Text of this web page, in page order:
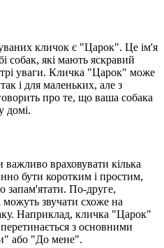
кличок є "Царок". Це ім'я
собак, які мають яскравий
уваги. Кличка "Царок" може
і для маленьких, але з
про те, що ваша собака
домі.
враховувати кілька
бути коротким і простим,
запам'ятати. По-друге,
можуть звучати схоже на
Наприклад, кличка "Царок"
з основними
або "До мене".